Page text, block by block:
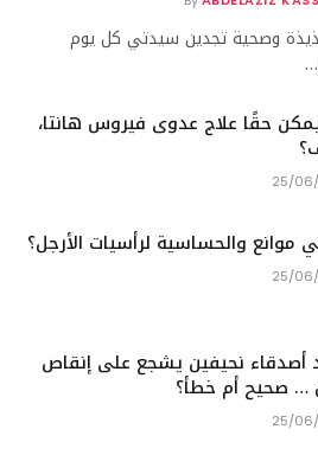
وصحية تجدين سيدتي كل يوم
حقًا علاج عدوى فيروس هانتا،
25/
موانع والحساسية لرأسيات الأرجل؟
25/
أصدقاء نحيفين يشجع على إنقاص
… صحيح أم خطأ؟
25/